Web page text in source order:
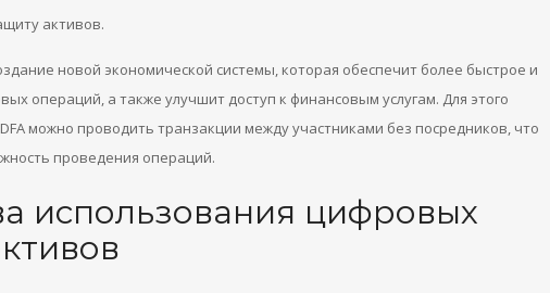
активов.
новой экономической системы, которая обеспечит более быстрое и
операций, а также улучшит доступ к финансовым услугам. Для этого
можно проводить транзакции между участниками без посредников, что
проведения операций.
использования цифровых